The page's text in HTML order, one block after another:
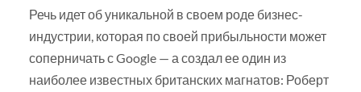
Речь идет об уникальной в своем роде бизнес-
индустрии, которая по своей прибыльности может
соперничать с Google — а создал ее один из
наиболее известных британских магнатов: Роберт